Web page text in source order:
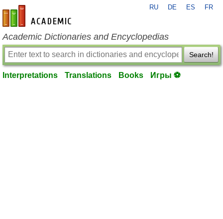
en-academic.com
RU DE ES FR
Academic Dictionaries and Encyclopedias
Search!
Interpretations Translations Books Игры ⚽